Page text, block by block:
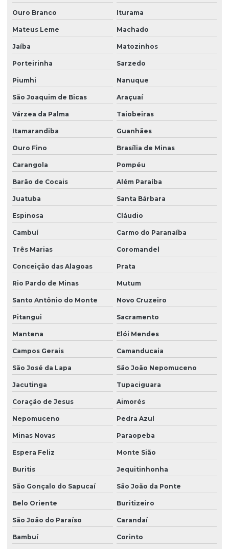
Fabricante de grama esmeralda
Fabricante de grama são carlos
Fornecedor de árvores nativas
Fornecedor de árvores nativas em são paulo
Fornecedor de grama batatais
Fornecedor de grama bermuda
Fornecedor de grama bermuda em paraná
Fornecedor de grama para campo de futebol em sp
Fornecedor de grama esmeralda
Fornecedor de grama esmeralda em paraná
Fornecedor de grama santo agostinho
Fornecedor de grama são carlos
Fornecedor de grama são carlos em paraná
Fornecedor de grama são carlos em são paulo
Fornecedor de plantio de grama
Fornecedor de plantio de grama em paraná
Fornecedor de plantio de grama em são paulo
Grama bermuda para campo de futebol
Grama bermuda para comprar
Grama bermuda em são paulo
Grama para campo de futebol profissional
Grama para campo de futebol society
Grama para campo de golfe
Grama da esmeralda
Grama esmeralda na bahia
Grama esmeralda para campo de futebol
Ouro Branco Iturama
Mateus Leme Machado
Jaíba Matozinhos
Porteirinha Sarzedo
Piumhi Nanuque
São Joaquim de Bicas Araçuaí
Várzea da Palma Taiobeiras
Itamarandiba Guanhães
Ouro Fino Brasília de Minas
Carangola Pompéu
Barão de Cocais Além Paraíba
Juatuba Santa Bárbara
Espinosa Cláudio
Cambuí Carmo do Paranaíba
Três Marias Coromandel
Conceição das Alagoas Prata
Rio Pardo de Minas Mutum
Santo Antônio do Monte Novo Cruzeiro
Pitangui Sacramento
Mantena Elói Mendes
Campos Gerais Camanducaia
São José da Lapa São João Nepomuceno
Jacutinga Tupaciguara
Coração de Jesus Aimorés
Nepomuceno Pedra Azul
Minas Novas Paraopeba
Espera Feliz Monte Sião
Buritis Jequitinhonha
São Gonçalo do Sapucaí São João da Ponte
Belo Oriente Buritizeiro
São João do Paraíso Carandaí
Bambuí Corinto